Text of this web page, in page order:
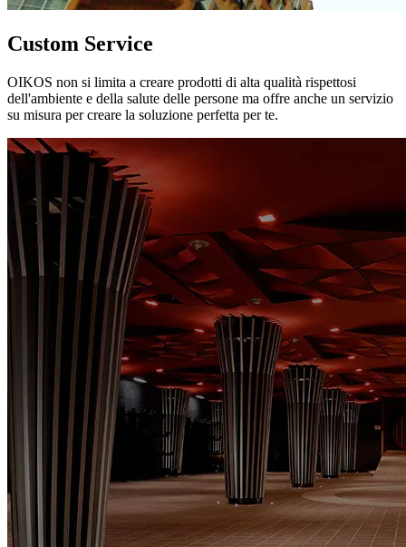
Custom Service
OIKOS non si limita a creare prodotti di alta qualità rispettosi
dell'ambiente e della salute delle persone ma offre anche un servizio
su misura per creare la soluzione perfetta per te.